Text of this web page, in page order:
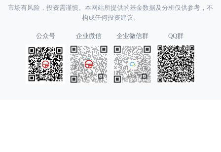
市场有风险，投资需谨慎。本网站所提供的基金数据及分析仅供参考，不
构成任何投资建议。
公众号 企业微信 企业微信群 QQ群